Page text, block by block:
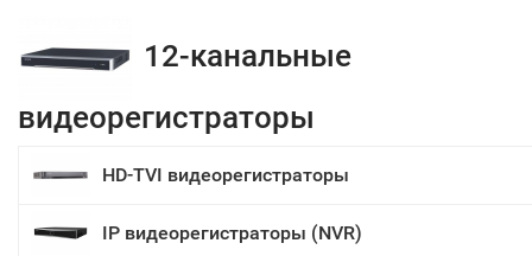
12-канальные
видеорегистраторы
HD-TVI видеорегистраторы
IP видеорегистраторы (NVR)